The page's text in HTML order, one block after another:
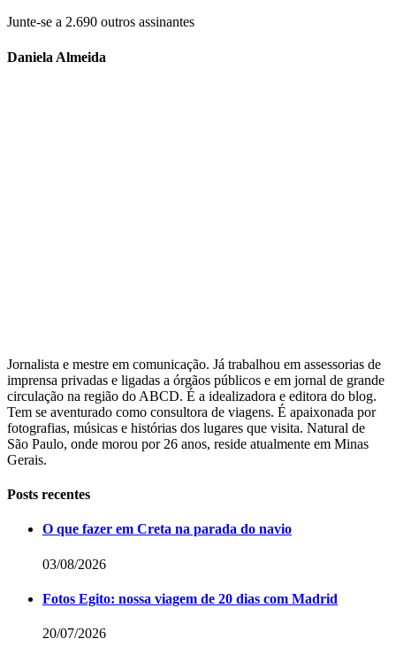
Junte-se a 2.690 outros assinantes
Daniela Almeida
Jornalista e mestre em comunicação. Já trabalhou em assessorias de
imprensa privadas e ligadas a órgãos públicos e em jornal de grande
circulação na região do ABCD. É a idealizadora e editora do blog.
Tem se aventurado como consultora de viagens. É apaixonada por
fotografias, músicas e histórias dos lugares que visita. Natural de
São Paulo, onde morou por 26 anos, reside atualmente em Minas
Gerais.
Posts recentes
O que fazer em Creta na parada do navio
03/08/2026
Fotos Egito: nossa viagem de 20 dias com Madrid
20/07/2026